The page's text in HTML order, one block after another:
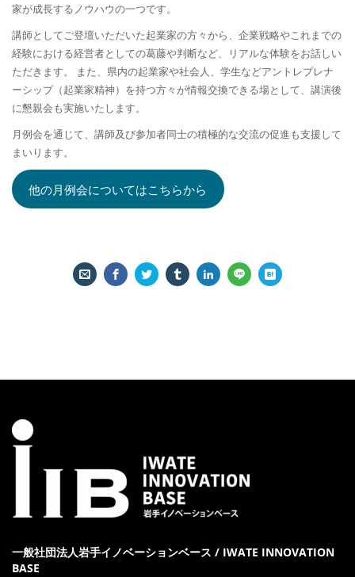
家が成長するノウハウの一つです。
講師としてご登壇いただいた起業家の方々から、企業戦略やこれまでの
経験における経営者としての葛藤や判断など、リアルな体験をお話しい
ただきます。 また、県内の起業家や社会人、学生などアントレプレナ
ーシップ（起業家精神）を持つ方々が情報交換できる場として、講演後
に懇親会も実施いたします。
月例会を通じて、講師及び参加者同士の積極的な交流の促進も支援して
まいります。
他の月例会についてはこちらから
一般社団法人岩手イノベーションベース / IWATE INNOVATION
BASE